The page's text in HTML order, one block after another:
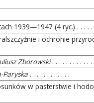
1939—1947 (4 ryc.) . . . . .
i ochronie
Zborowski. . . . . . . . . . . .
Paryska . . . . . . . . . . . .
w pasterstwie i